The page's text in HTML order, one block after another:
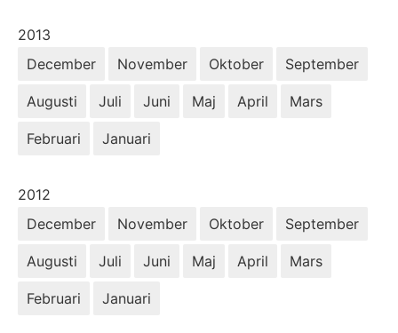
År:
2013
December
November Oktober September
Augusti Juli Juni Maj April Mars
Februari Januari
År:
2012
December
November Oktober September
Augusti Juli Juni Maj April Mars
Februari Januari